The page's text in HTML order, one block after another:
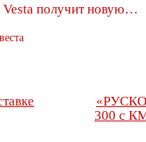
Vesta получит новую…
300 с